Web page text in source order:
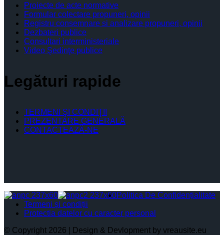
Proiecte de acte normative
Formular colectare propuneri, opinii
Registru consemnare si analizare propuneri, opinii
Dezbateri publice
Consultari interministeriale
Video Şedinţe publice
Legături rapide
TERMENI ŞI CONDIŢII
PREZENTARE GENERALĂ
CONTACTEAZĂ-NE
Politica De Confidențialitate
Termeni și condiții
Protectia datelor cu caracter personal
© Copyright 2026 | Design & Devlopment by vreausite.eu